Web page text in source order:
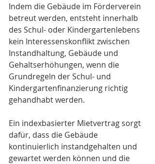
Indem die Gebäude im Förderverein
betreut werden, entsteht innerhalb
des Schul- oder Kindergartenlebens
kein Interessenskonflikt zwischen
Instandhaltung, Gebäude und
Gehaltserhöhungen, wenn die
Grundregeln der Schul- und
Kindergartenfinanzierung richtig
gehandhabt werden.
Ein indexbasierter Mietvertrag sorgt
dafür, dass die Gebäude
kontinuierlich instandgehalten und
gewartet werden können und die